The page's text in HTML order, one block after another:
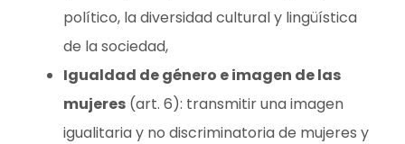
político, la diversidad cultural y lingüística
de la sociedad,
Igualdad de género e imagen de las
mujeres (art. 6): transmitir una imagen
igualitaria y no discriminatoria de mujeres y